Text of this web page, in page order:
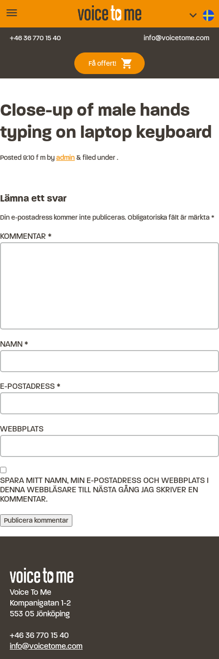
menu
Vanliga frågor
Kontakt
Blogg
Logga in
keyboard_arrow_down
+46 36 770 15 40 info@voicetome.com
Få offert! shopping_cart
Close-up of male hands
typing on laptop keyboard
Posted 9:10 f m byadmin&filed under .
Lämna ett svar
Din e-postadress kommer inte publiceras.Obligatoriska fält är märkta*
KOMMENTAR *
NAMN *
E-POSTADRESS *
WEBBPLATS
SPARA MITT NAMN, MIN E-POSTADRESS OCH WEBBPLATS I
DENNA WEBBLÄSARE TILL NÄSTA GÅNG JAG SKRIVER EN
KOMMENTAR.
Voice To Me
Kompanigatan 1-2
553 05 Jönköping
+46 36 770 15 40
info@voicetome.com